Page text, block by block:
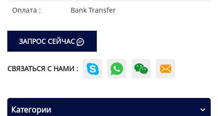
Оплата :
Bank Transfer
ЗАПРОС СЕЙЧАС
СВЯЗАТЬСЯ С НАМИ :
Категории